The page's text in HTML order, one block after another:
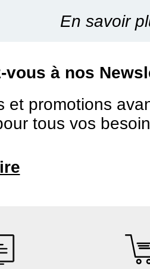
En savoir
vous à nos
et promotions
tous vos